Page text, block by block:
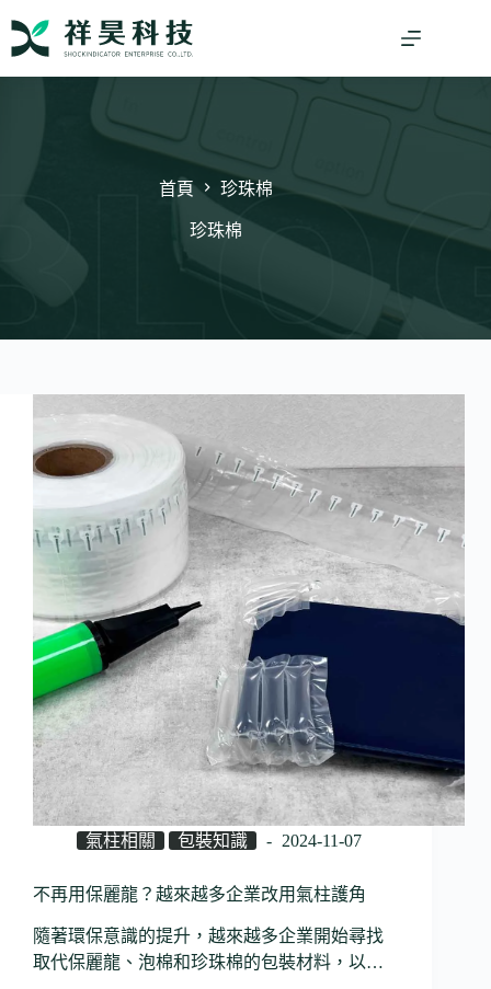
首頁 珍珠棉
珍珠棉
氣柱相關 包裝知識 2024-11-07
不再用保麗龍？越來越多企業改用氣柱護角
隨著環保意識的提升，越來越多企業開始尋找
取代保麗龍、泡棉和珍珠棉的包裝材料，以…